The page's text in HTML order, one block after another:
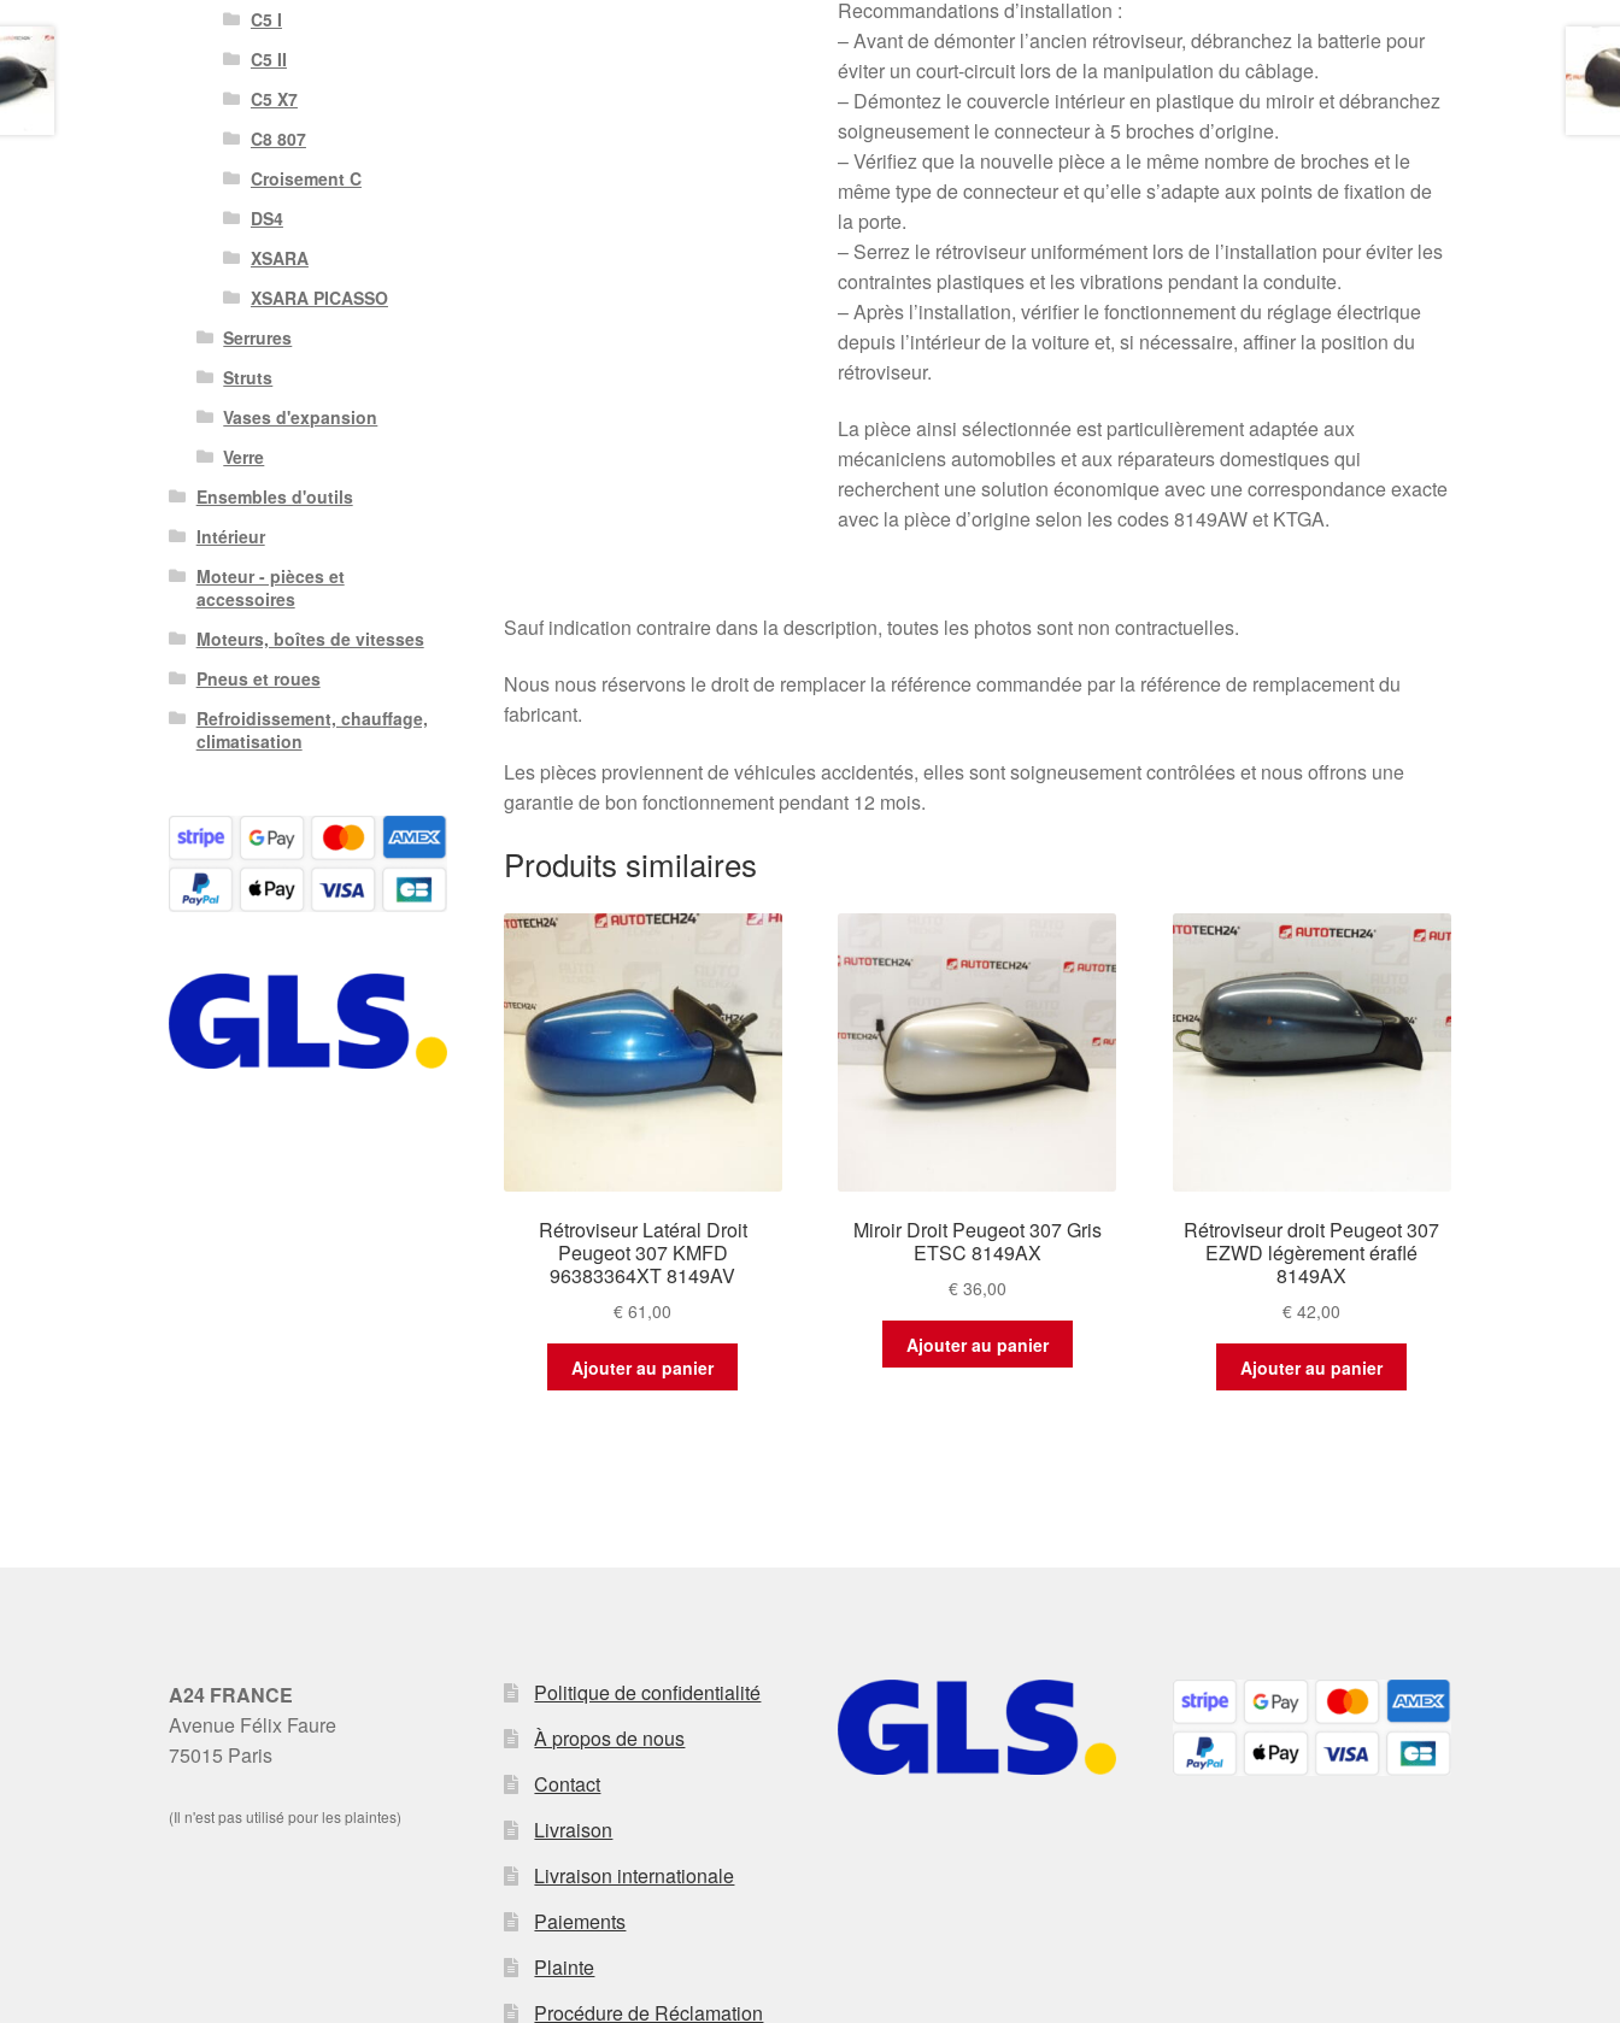
Recommandations d’installation :
– Avant de démonter l’ancien rétroviseur, débranchez la batterie pour
éviter un court-circuit lors de la manipulation du câblage.
– Démontez le couvercle intérieur en plastique du miroir et débranchez
soigneusement le connecteur à 5 broches d’origine.
– Vérifiez que la nouvelle pièce a le même nombre de broches et le
même type de connecteur et qu’elle s’adapte aux points de fixation de
la porte.
– Serrez le rétroviseur uniformément lors de l’installation pour éviter les
contraintes plastiques et les vibrations pendant la conduite.
– Après l’installation, vérifier le fonctionnement du réglage électrique
depuis l’intérieur de la voiture et, si nécessaire, affiner la position du
rétroviseur.
La pièce ainsi sélectionnée est particulièrement adaptée aux
mécaniciens automobiles et aux réparateurs domestiques qui
recherchent une solution économique avec une correspondance exacte
avec la pièce d’origine selon les codes 8149AW et KTGA.
Sauf indication contraire dans la description, toutes les photos sont non contractuelles.
Nous nous réservons le droit de remplacer la référence commandée par la référence de remplacement du
fabricant.
Les pièces proviennent de véhicules accidentés, elles sont soigneusement contrôlées et nous offrons une
garantie de bon fonctionnement pendant 12 mois.
Produits similaires
Rétroviseur Latéral Droit
Peugeot 307 KMFD
96383364XT 8149AV
€ 61,00
Ajouter au panier
Miroir Droit Peugeot 307 Gris
ETSC 8149AX
€36,00
Ajouter au panier
Rétroviseur droit Peugeot 307
EZWD légèrement éraflé
8149AX
€ 42,00
Ajouter au panier
C5 I
C5 II
C5 X7
C8 807
Croisement C
DS4
XSARA
XSARA PICASSO
Serrures
Struts
Vases d'expansion
Verre
Ensembles d'outils
Intérieur
Moteur - pièces et
accessoires
Moteurs, boîtes de vitesses
Pneus et roues
Refroidissement, chauffage,
climatisation
A24 FRANCE
Avenue Félix Faure
75015 Paris
(Il n'est pas utilisé pour les plaintes)
Politique de confidentialité
À propos de nous
Contact
Livraison
Livraison internationale
Paiements
Plainte
Procédure de Réclamation